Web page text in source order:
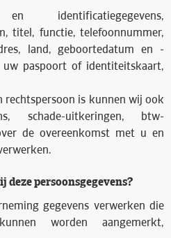
en identificatiegegevens,
titel, functie, telefoonnummer,
land, geboortedatum en -
uw paspoort of identiteitskaart,
rechtspersoon is kunnen wij ook
schade-uitkeringen, btw-
de overeenkomst met u en
deze persoonsgegevens?
gegevens verwerken die
worden aangemerkt,